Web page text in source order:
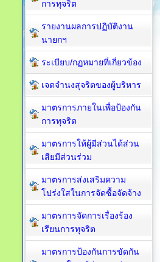
การทุจริต
รายงานผลการปฏิบัติงาน
นายกฯ
ระเบียบ/กฏหมายที่เกี่ยวข้อง
เจตจำนงสุจริตของผู้บริหาร
มาตรการภายในเพื่อป้องกัน
การทุจริต​
มาตรการให้ผู้มีส่วนได้ส่วน
เสียมีส่วนร่วม
มาตรการส่งเสริมความ
โปร่งใสในการจัดซื้อจัดจ้าง
มาตรการจัดการเรื่องร้อง
เรียนการทุจริต
มาตรการป้องกันการขัดกัน